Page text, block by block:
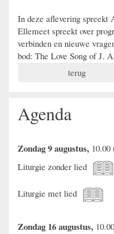
In deze aflevering spreekt
Ellemeet spreekt over
verbinden en nieuwe
bod: The Love Song of J.
terug
Agenda
Zondag 9 augustus,
Liturgie zonder lied
Liturgie met lied
Zondag 16 augustus,